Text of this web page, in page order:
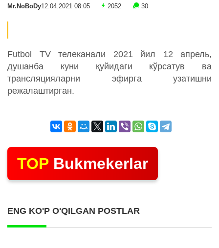
Mr.NoBoDy12.04.2021 08:05 2052 30
Futbol TV телеканали 2021 йил 12 апрель,
душанба куни қуйидаги кўрсатув ва
трансляцияларни эфирга узатишни
режалаштирган.
TOP Bukmekerlar
ENG KO'P O'QILGAN POSTLAR